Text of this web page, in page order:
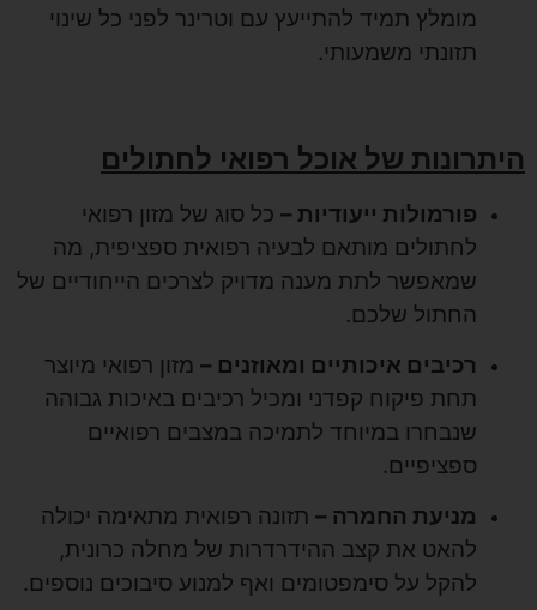
מומלץ תמיד להתייעץ עם וטרינר לפני כל שינוי
תזונתי משמעותי.
היתרונות של אוכל רפואי לחתולים
פורמולות ייעודיות – כל סוג של מזון רפואי
לחתולים מותאם לבעיה רפואית ספציפית, מה
שמאפשר לתת מענה מדויק לצרכים הייחודיים של
החתול שלכם.
רכיבים איכותיים ומאוזנים – מזון רפואי מיוצר
תחת פיקוח קפדני ומכיל רכיבים באיכות גבוהה
שנבחרו במיוחד לתמיכה במצבים רפואיים
ספציפיים.
מניעת החמרה – תזונה רפואית מתאימה יכולה
להאט את קצב ההידרדרות של מחלה כרונית,
להקל על סימפטומים ואף למנוע סיבוכים נוספים.